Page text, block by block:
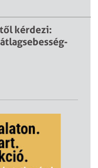
kérdezi: